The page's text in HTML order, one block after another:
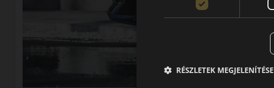
RÉSZLETEK MEGJELENÍTÉSE